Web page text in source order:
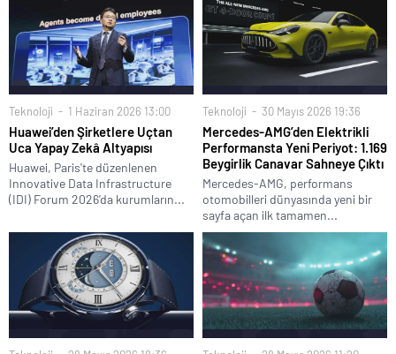
Teknoloji 1 Haziran 2026 13:00
Huawei’den Şirketlere Uçtan
Uca Yapay Zekâ Altyapısı
Huawei, Paris'te düzenlenen
Innovative Data Infrastructure
(IDI) Forum 2026'da kurumların...
Teknoloji 30 Mayıs 2026 19:36
Mercedes-AMG’den Elektrikli
Performansta Yeni Periyot: 1.169
Beygirlik Canavar Sahneye Çıktı
Mercedes-AMG, performans
otomobilleri dünyasında yeni bir
sayfa açan ilk tamamen...